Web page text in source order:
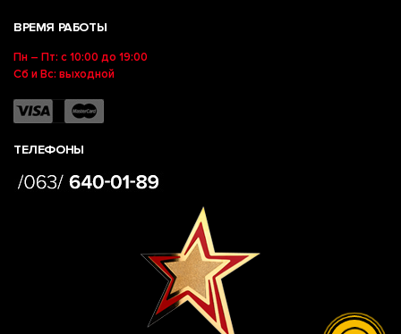
ВРЕМЯ РАБОТЫ
Пн – Пт: с 10:00 до 19:00
Сб и Вс: выходной
ТЕЛЕФОНЫ